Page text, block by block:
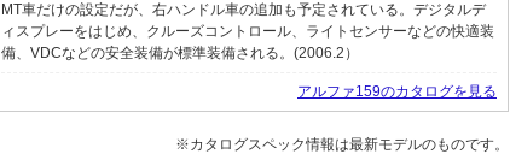
MT車だけの設定だが、右ハンドル車の追加も予定されている。デジタルデ
ィスプレーをはじめ、クルーズコントロール、ライトセンサーなどの快適装
備、VDCなどの安全装備が標準装備される。(2006.2）
アルファ159のカタログを見る
※カタログスペック情報は最新モデルのものです。